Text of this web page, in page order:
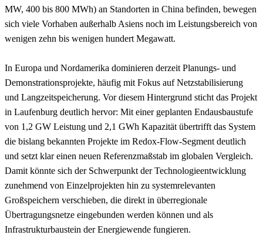
MW, 400 bis 800 MWh) an Standorten in China befinden, bewegen
sich viele Vorhaben außerhalb Asiens noch im Leistungsbereich von
wenigen zehn bis wenigen hundert Megawatt.
In Europa und Nordamerika dominieren derzeit Planungs- und
Demonstrationsprojekte, häufig mit Fokus auf Netzstabilisierung
und Langzeitspeicherung. Vor diesem Hintergrund sticht das Projekt
in Laufenburg deutlich hervor: Mit einer geplanten Endausbaustufe
von 1,2 GW Leistung und 2,1 GWh Kapazität übertrifft das System
die bislang bekannten Projekte im Redox-Flow-Segment deutlich
und setzt klar einen neuen Referenzmaßstab im globalen Vergleich.
Damit könnte sich der Schwerpunkt der Technologieentwicklung
zunehmend von Einzelprojekten hin zu systemrelevanten
Großspeichern verschieben, die direkt in überregionale
Übertragungsnetze eingebunden werden können und als
Infrastrukturbaustein der Energiewende fungieren.